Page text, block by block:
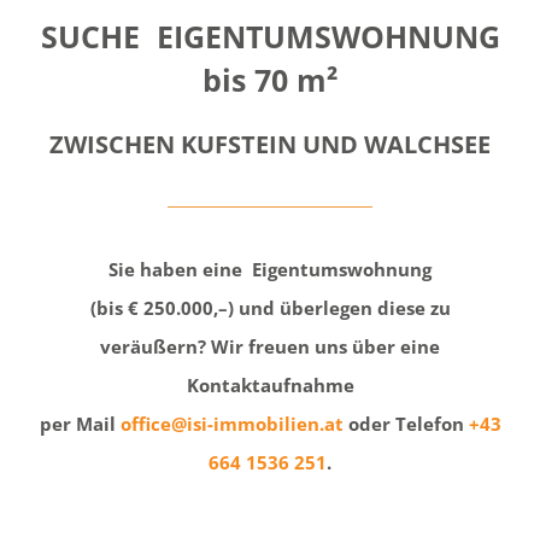
SUCHE EIGENTUMSWOHNUNG
bis 70 m²
ZWISCHEN KUFSTEIN UND WALCHSEE
Sie haben eine Eigentumswohnung
(bis € 250.000,–) und überlegen diese zu
veräußern? Wir freuen uns über eine
Kontaktaufnahme
per Mail office@isi-immobilien.at oder Telefon +43
664 1536 251.